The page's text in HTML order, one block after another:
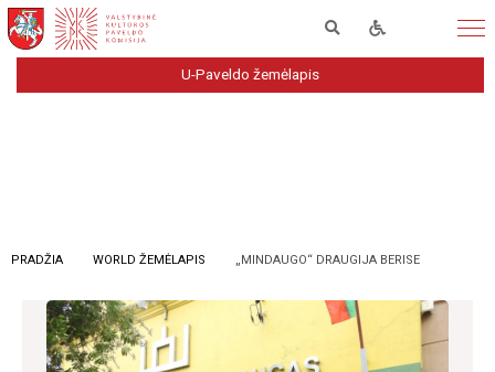
U-Paveldo žemėlapis
PRADŽIA WORLD ŽEMĖLAPIS „MINDAUGO“ DRAUGIJA BERISE